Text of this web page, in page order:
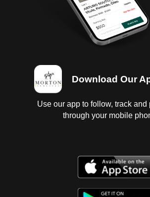
Download Our
Use our app to follow, track and
through your mobile